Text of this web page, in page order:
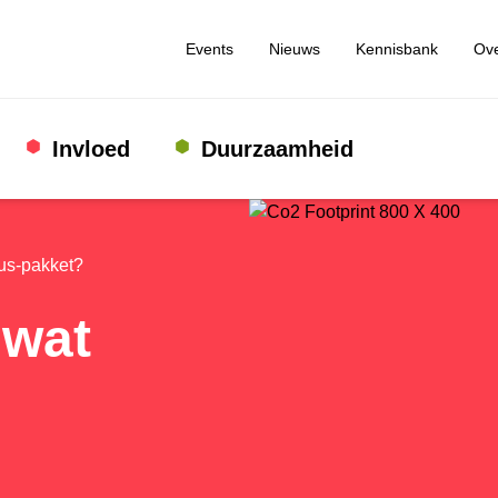
Events Nieuws Kennisbank
Invloed Duurzaamheid